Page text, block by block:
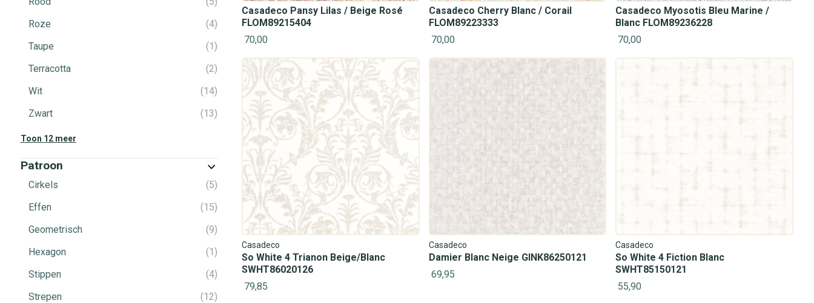
Klassiek
Scandinavisch
Planten
Fotobehang
#1022 (geen titel)
#1019 (geen titel)
Babykamer
Roze
4
Taupe
1
Terracotta
2
Wit
14
Zwart
13
Toon 12 meer
Patroon
Cirkels
5
Effen
15
Geometrisch
9
Hexagon
1
Stippen
4
Strepen
12
Casadeco Pansy Lilas / Beige Rosé
FLOM89215404
70,00
Casadeco Cherry Blanc / Corail
FLOM89223333
70,00
Casadeco Myosotis Bleu Marine /
Blanc FLOM89236228
70,00
Casadeco
So White 4 Trianon Beige/Blanc
SWHT86020126
79,85
Casadeco
Damier Blanc Neige GINK86250121
69,95
Casadeco
So White 4 Fiction Blanc
SWHT85150121
55,90